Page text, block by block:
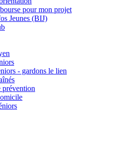
pour mon projet
Jeunes (BIJ)
- gardons le lien